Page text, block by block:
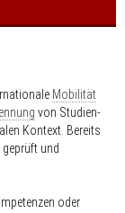
Mobilität
von Studien-
Kontext. Bereits
und
oder